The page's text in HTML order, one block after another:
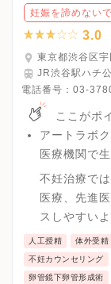
妊娠を諦めない
3.0
東京都渋谷区
JR渋谷駅ハチ
電話番号： 03-
ここがポ
アートラボ
医療機関で
不妊治療で
医療、先進
スしやすい
土日も対応
して通う時
境がありま
人工授精 体外受精
不妊カウンセリング
卵管鏡下卵管形成術